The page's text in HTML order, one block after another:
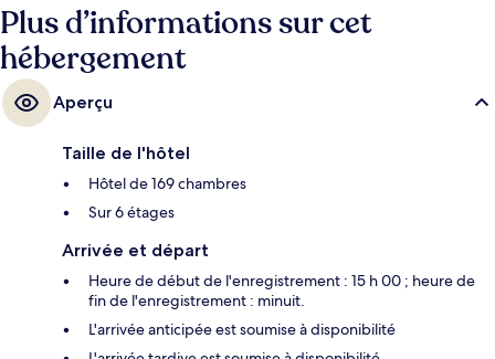
Plus d’informations sur cet
hébergement
Aperçu
Taille de l'hôtel
Hôtel de 169 chambres
Sur 6 étages
Arrivée et départ
Heure de début de l'enregistrement : 15 h 00 ; heure de
fin de l'enregistrement : minuit.
L'arrivée anticipée est soumise à disponibilité